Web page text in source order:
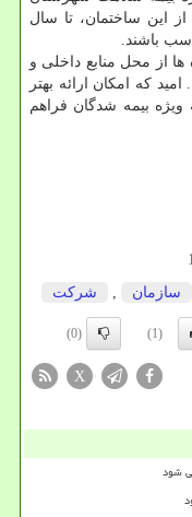
از این ساختمان، تا سال
باشند.
ها از محل منابع داخلی و
که امکان ارائه بهتر
بیمه شدگان فراهم
سازمان , شركت
(1)
(0)
X
شود